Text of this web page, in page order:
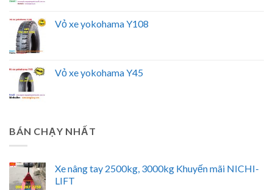
Vỏ xe yokohama Y108
Vỏ xe yokohama Y45
BÁN CHẠY NHẤT
Xe nâng tay 2500kg, 3000kg Khuyến mãi NICHI-
LIFT